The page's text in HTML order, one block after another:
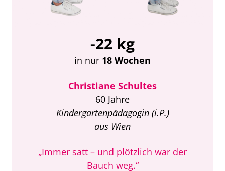
-22 kg
in nur 18 Wochen
Christiane Schultes
60 Jahre
Kindergartenpädagogin (i.P.)
aus Wien
„Immer satt – und plötzlich war der
Bauch weg.“